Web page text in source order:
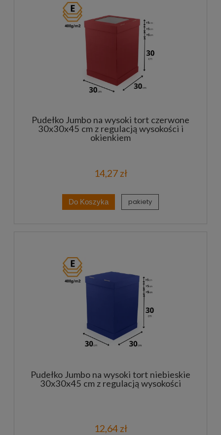
Pudełko Jumbo na wysoki tort czerwone
30x30x45 cm z regulacją wysokości i
okienkiem
14,27 zł
Do Koszyka pakiety
Pudełko Jumbo na wysoki tort niebieskie
30x30x45 cm z regulacją wysokości
12,64 zł